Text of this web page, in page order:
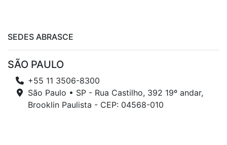
SEDES ABRASCE
SÃO PAULO
+55 11 3506-8300
São Paulo • SP - Rua Castilho, 392 19º andar,
Brooklin Paulista - CEP: 04568-010